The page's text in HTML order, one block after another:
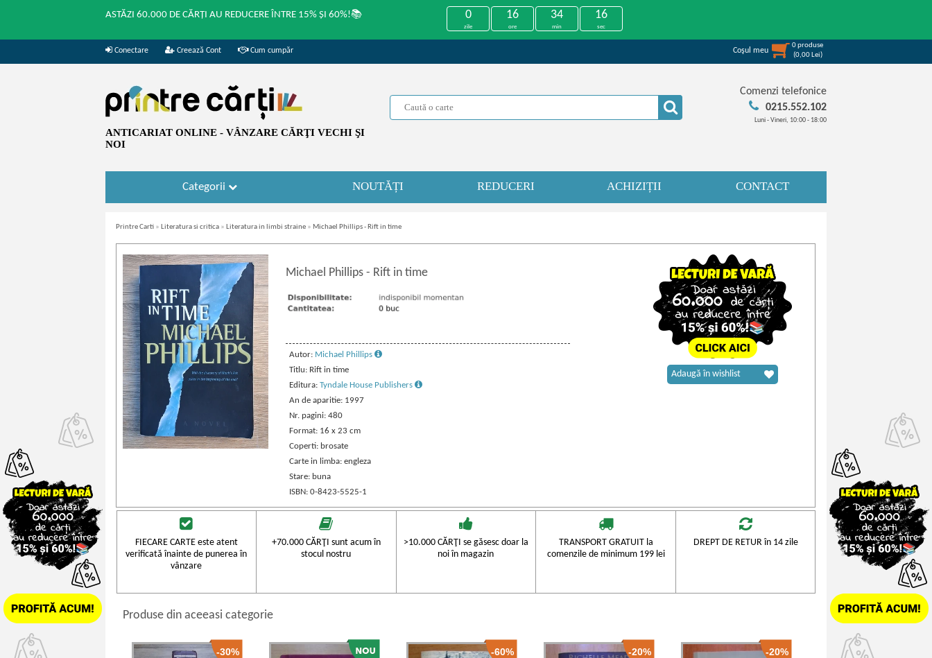
ASTĂZI 60.000 DE CĂRȚI AU REDUCERE ÎNTRE 15% ȘI 60%!📚 0
zile
16
ore
34
min
16
sec
Conectare Creează Cont Cum cumpăr Coşul meu
0produse
(0,00 Lei)
ANTICARIAT ONLINE - VÂNZARE CĂRŢI VECHI ŞI
NOI
Comenzi telefonice
0215.552.102
Luni - Vineri, 10:00 - 18:00
Categorii NOUTĂȚI REDUCERI ACHIZIȚII CONTACT
Printre Carti » Literatura si critica » Literatura in limbi straine » Michael Phillips - Rift in time
Michael Phillips - Rift in time
Autor: Michael Phillips
Titlu: Rift in time
Editura: Tyndale House Publishers
An de aparitie: 1997
Nr. pagini: 480
Format: 16 x 23 cm
Coperti: brosate
Carte in limba: engleza
Stare: buna
ISBN: 0-8423-5525-1
Adaugă în wishlist
FIECARE CARTE este atent
verificată înainte de punerea în
vânzare
+70.000 CĂRŢI sunt acum în
stocul nostru
>10.000 CĂRŢI se găsesc doar la
noi în magazin
TRANSPORT GRATUIT la
comenzile de minimum 199 lei
DREPT DE RETUR în 14 zile
Produse din aceeasi categorie
-30% -60% -20% -20%